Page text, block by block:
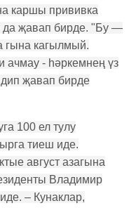
каршы прививка
да җавап бирде. "Бу —
гына кагылмый.
ачмау - һәркемнең үз
җавап бирде
100 ел тулу
тиеш иде.
август азагына
Владимир
– Кунаклар,